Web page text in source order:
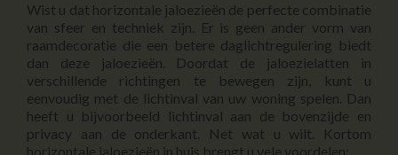
Wist u dat horizontale jaloezieën de perfecte combinatie
van sfeer en techniek zijn. Er is geen ander vorm van
raamdecoratie die een betere daglichtregulering biedt
dan deze jaloezieën. Doordat de jaloezielatten in
verschillende richtingen te bewegen zijn, kunt u
eenvoudig met de lichtinval van uw woning spelen. Dan
heeft u bijvoorbeeld lichtinval aan de bovenzijde en
privacy aan de onderkant. Net wat u wilt. Kortom
horizontale jaloezieën in huis brengt u vele voordelen: